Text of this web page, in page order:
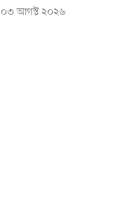
০৩ আগস্ট ২০২৬